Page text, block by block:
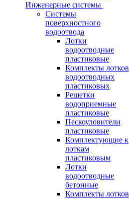
Инженерные системы
Системы
поверхностного
водоотвода
Лотки
водоотводные
пластиковые
Комплекты лотков
водоотводных
пластиковых
Решетки
водоприемные
пластиковые
Пескоуловители
пластиковые
Комплектующие к
лоткам
пластиковым
Лотки
водоотводные
бетонные
Комплекты лотков